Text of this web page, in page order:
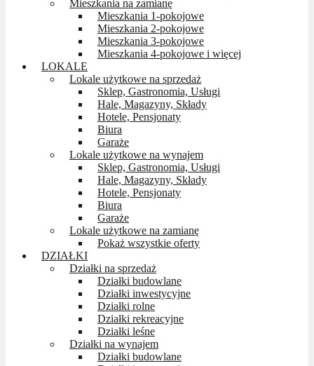
Mieszkania na zamianę
Mieszkania 1-pokojowe
Mieszkania 2-pokojowe
Mieszkania 3-pokojowe
Mieszkania 4-pokojowe i więcej
LOKALE
Lokale użytkowe na sprzedaż
Sklep, Gastronomia, Usługi
Hale, Magazyny, Składy
Hotele, Pensjonaty
Biura
Garaże
Lokale użytkowe na wynajem
Sklep, Gastronomia, Usługi
Hale, Magazyny, Składy
Hotele, Pensjonaty
Biura
Garaże
Lokale użytkowe na zamianę
Pokaż wszystkie oferty
DZIAŁKI
Działki na sprzedaż
Działki budowlane
Działki inwestycyjne
Działki rolne
Działki rekreacyjne
Działki leśne
Działki na wynajem
Działki budowlane